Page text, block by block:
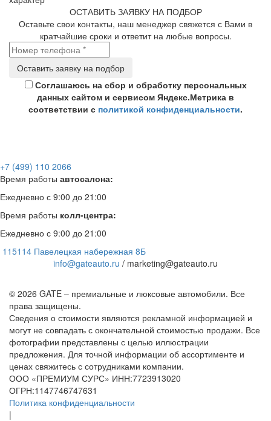
ОСТАВИТЬ ЗАЯВКУ НА ПОДБОР
Оставьте свои контакты, наш менеджер свяжется с Вами в
кратчайшие сроки и ответит на любые вопросы.
Соглашаюсь на сбор и обработку персональных
данных сайтом и сервисом Яндекс.Метрика в
соответствии с политикой конфиденциальности.
+7 (499) 110 2066
Время работы автосалона:
Ежедневно с 9:00 до 21:00
Время работы колл-центра:
Ежедневно с 9:00 до 21:00
115114 Павелецкая набережная 8Б
info@gateauto.ru / marketing@gateauto.ru
© 2026 GATE – премиальные и люксовые автомобили. Все
права защищены.
Сведения о стоимости являются рекламной информацией и
могут не совпадать с окончательной стоимостью продажи. Все
фотографии представлены с целью иллюстрации
предложения. Для точной информации об ассортименте и
ценах свяжитесь с сотрудниками компании.
ООО «ПРЕМИУМ СУРС» ИНН:7723913020
ОГРН:1147746747631
Политика конфиденциальности
|